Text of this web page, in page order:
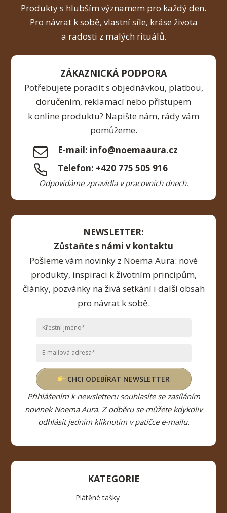
Produkty s hlubším významem pro každý den.
Pro návrat k sobě, vlastní síle, kráse života
a radosti z malých rituálů.
ZÁKAZNICKÁ PODPORA
Potřebujete poradit s objednávkou, platbou,
doručením, reklamací nebo přístupem
k online produktu? Napište nám, rády vám
pomůžeme.
E-mail: info@noemaaura.cz
Telefon: +420 775 505 916
Odpovídáme zpravidla v pracovních dnech.
NEWSLETTER:
Zůstaňte s námi v kontaktu
Pošleme vám novinky z Noema Aura: nové
produkty, inspiraci k životním principům,
články, pozvánky na živá setkání i další obsah
pro návrat k sobě.
CHCI ODEBÍRAT NEWSLETTER
Přihlášením k newsletteru souhlasíte se zasíláním
novinek Noema Aura. Z odběru se můžete kdykoliv
odhlásit jedním kliknutím v patičce e-mailu.
KATEGORIE
Plátěné tašky